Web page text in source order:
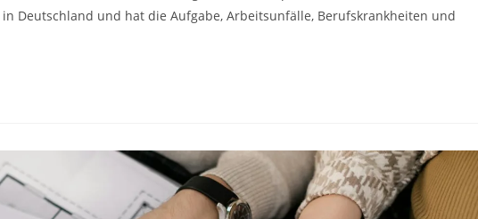
Deutschland und hat die Aufgabe, Arbeitsunfälle, Berufskrankheiten und